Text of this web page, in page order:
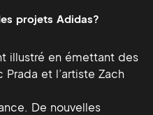
projets Adidas?
illustré en émettant des
et l’artiste Zach
De nouvelles